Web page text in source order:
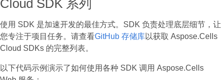
Cloud SDK 系列
使用 SDK 是加速开发的最佳方式。SDK 负责处理底层细节，让
您专注于项目任务。请查看GitHub 存储库以获取 Aspose.Cells
Cloud SDKs 的完整列表。
以下代码示例演示了如何使用各种 SDK 调用 Aspose.Cells